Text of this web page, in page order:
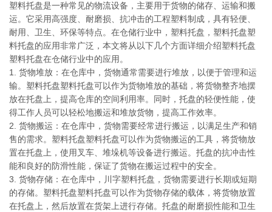
塑料托盘是一种常见的物流设备，主要用于货物的储存、运输和搬
运。它采用高强度、耐磨损、抗冲击的工程塑料制成，具有轻便、
耐用、卫生、环保等特点。在仓储行业中，塑料托盘，塑料托盘塑
料托盘的应用非常广泛，本文将从以下几个方面详细介绍塑料托盘
塑料托盘在仓储行业中的应用。
1. 货物堆放：在仓库中，货物通常需要进行堆放，以便于管理和运
输。塑料托盘塑料托盘可以作为货物堆放的基础，将货物整齐地摆
放在托盘上，提高仓库的空间利用率。同时，托盘的轻便性能，使
得工作人员可以轻松地搬运和堆放货物，提高工作效率。
2. 货物搬运：在仓库中，货物需要经常进行搬运，以满足生产和销
售的需求。塑料托盘塑料托盘可以作为货物搬运的工具，将货物放
置在托盘上，使用叉车、堆垛机等设备进行搬运。托盘的抗冲击性
能和良好的防滑性能，保证了货物在搬运过程中的安全。
3. 货物存储：在仓库中，川字塑料托盘，货物需要进行长期或短期
的存储。塑料托盘塑料托盘可以作为货物存储的载体，将货物放置
在托盘上，然后放置在货架上进行存储。托盘的耐磨损性能和卫生